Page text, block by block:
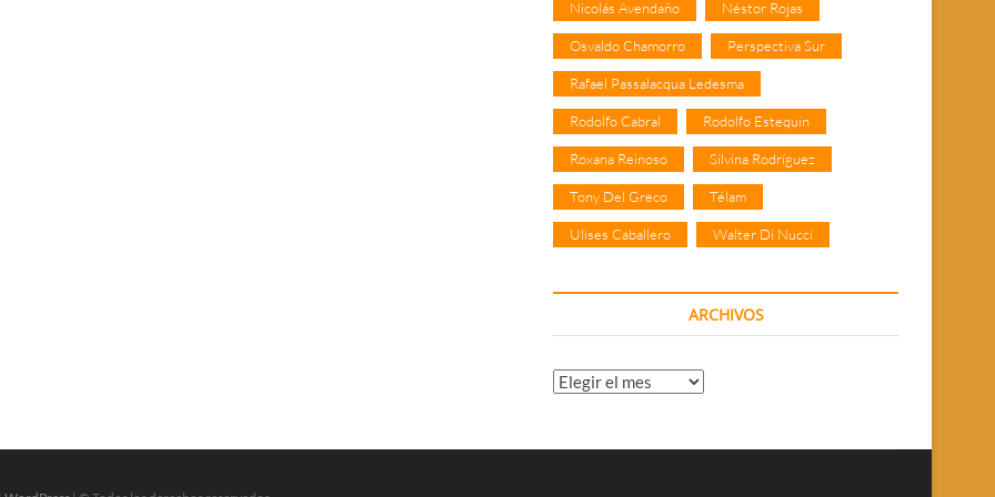
Nicolás Avendaño Néstor Rojas
Osvaldo Chamorro Perspectiva Sur
Rafael Passalacqua Ledesma
Rodolfo Cabral Rodolfo Estequin
Roxana Reinoso Silvina Rodríguez
Tony Del Greco Télam
Ulises Caballero Walter Di Nucci
ARCHIVOS
Archivos